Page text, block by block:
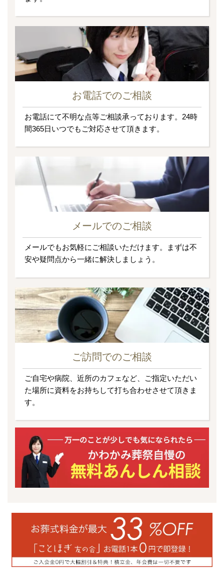
お電話でのご相談
お電話にて不明な点等ご相談承っております。24時
間365日いつでもご対応させて頂きます。
メールでのご相談
メールでもお気軽にご相談いただけます。まずは不
安や疑問点から一緒に解決しましょう。
ご訪問でのご相談
ご自宅や病院、近所のカフェなど、ご指定いただい
た場所に資料をお持ちして打ち合わせさせて頂きま
す。